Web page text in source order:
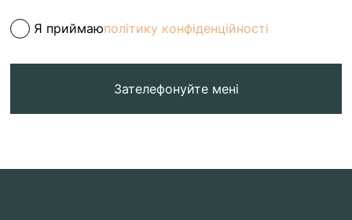
Я приймаюполітику конфіденційності
Зателефонуйте мені